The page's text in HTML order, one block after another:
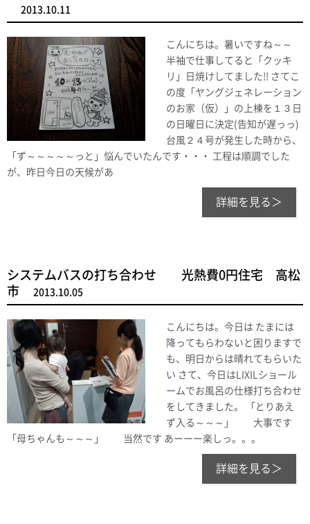
2013.10.11
こんにちは。暑いですね～～
半袖で仕事してると「クッキ
リ」日焼けしてました!! さてこ
の度「ヤングジェネレーション
のお家（仮）」の上棟を１３日
の日曜日に決定(告知が遅っっ)
台風２４号が発生した時から、
「ず～～～～～っと」悩んでいたんです・・・ 工程は順調でした
が、昨日今日の天候があ
詳細を見る＞
システムバスの打ち合わせ 光熱費0円住宅 高松
市
2013.10.05
こんにちは。今日は たまには
降ってもらわないと困りますで
も、明日からは晴れてもらいた
い さて、今日はLIXILショール
ームでお風呂の仕様打ち合わせ
をしてきました。 「とりあえ
ず入る～～～」 大事です
「母ちゃんも～～～」 当然です あーーー楽しっ。。。
詳細を見る＞